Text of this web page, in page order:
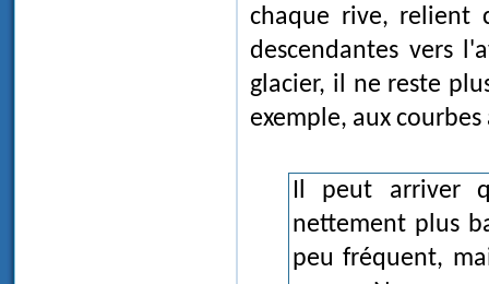
chaque rive, relient
descendantes vers
glacier, il ne reste
exemple, aux
Il peut arriver
nettement plus
peu fréquent,